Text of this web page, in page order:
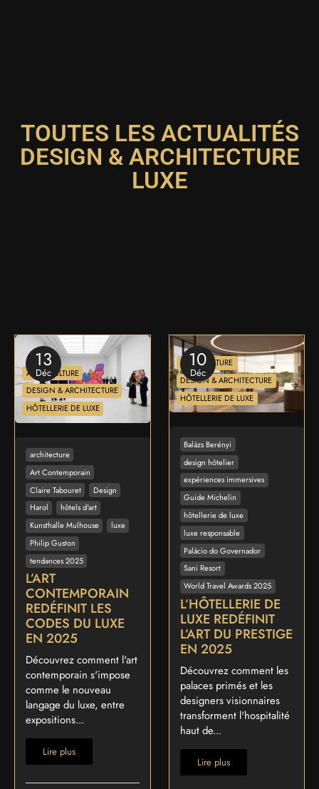
TOUTES LES ACTUALITÉS
DESIGN & ARCHITECTURE
LUXE
13
Déc
ART & CULTURE
DESIGN & ARCHITECTURE
HÔTELLERIE DE LUXE
architecture
Art Contemporain
Claire Tabouret
Design
Harol
hôtels d'art
Kunsthalle Mulhouse
luxe
Philip Guston
tendances 2025
L’ART
CONTEMPORAIN
REDÉFINIT LES
CODES DU LUXE
EN 2025
Découvrez comment l'art
contemporain s'impose
comme le nouveau
langage du luxe, entre
expositions...
Lire plus
10
Déc
ART & CULTURE
DESIGN & ARCHITECTURE
HÔTELLERIE DE LUXE
Balázs Berényi
design hôtelier
expériences immersives
Guide Michelin
hôtellerie de luxe
luxe responsable
Palácio do Governador
Sani Resort
World Travel Awards 2025
L’HÔTELLERIE DE
LUXE REDÉFINIT
L’ART DU PRESTIGE
EN 2025
Découvrez comment les
palaces primés et les
designers visionnaires
transforment l'hospitalité
haut de...
Lire plus